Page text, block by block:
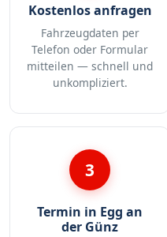
Kostenlos anfragen
Fahrzeugdaten per
Telefon oder Formular
mitteilen — schnell und
unkompliziert.
3
Termin in Egg an
der Günz